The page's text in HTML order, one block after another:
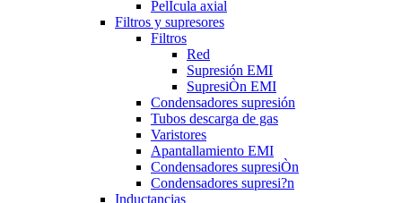
PelÍcula axial
Filtros y supresores
Filtros
Red
Supresión EMI
SupresiÒn EMI
Condensadores supresión
Tubos descarga de gas
Varistores
Apantallamiento EMI
Condensadores supresiÒn
Condensadores supresi?n
Inductancias